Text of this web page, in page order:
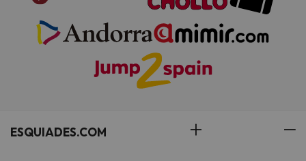
ESQUIADES.COM